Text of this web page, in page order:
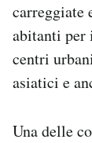
carreggiate
abitanti per
centri
asiatici e
Una delle